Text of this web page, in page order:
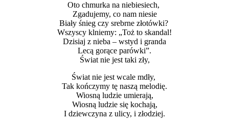
Oto chmurka na niebiesiech,
Zgadujemy, co nam niesie
Biały śnieg czy srebrne złotówki?
Wszyscy klniemy: „Toż to skandal!
Dzisiaj z nieba – wstyd i granda
Lecą gorące parówki”.
Świat nie jest taki zły,
Świat nie jest wcale mdły,
Tak kończymy tę naszą melodię.
Wiosną ludzie umierają,
Wiosną ludzie się kochają,
I dziewczyna z ulicy, i złodziej.